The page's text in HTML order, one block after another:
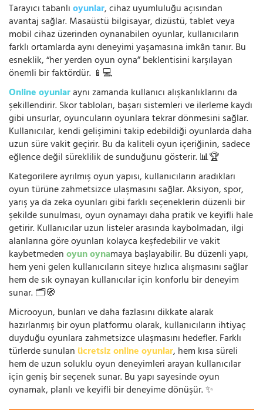
Tarayıcı tabanlıoyunlar, cihaz uyumluluğu açısından
avantaj sağlar. Masaüstü bilgisayar, dizüstü, tablet veya
mobil cihaz üzerinden oynanabilen oyunlar, kullanıcıların
farklı ortamlarda aynı deneyimi yaşamasına imkân tanır. Bu
esneklik, “her yerden oyun oyna” beklentisini karşılayan
önemli bir faktördür. 📱💻
Online oyunlaraynı zamanda kullanıcı alışkanlıklarını da
şekillendirir. Skor tabloları, başarı sistemleri ve ilerleme kaydı
gibi unsurlar, oyuncuların oyunlara tekrar dönmesini sağlar.
Kullanıcılar, kendi gelişimini takip edebildiği oyunlarda daha
uzun süre vakit geçirir. Bu da kaliteli oyun içeriğinin, sadece
eğlence değil süreklilik de sunduğunu gösterir. 📊🏆
Kategorilere ayrılmış oyun yapısı, kullanıcıların aradıkları
oyun türüne zahmetsizce ulaşmasını sağlar. Aksiyon, spor,
yarış ya da zeka oyunları gibi farklı seçeneklerin düzenli bir
şekilde sunulması, oyun oynamayı daha pratik ve keyifli hale
getirir. Kullanıcılar uzun listeler arasında kaybolmadan, ilgi
alanlarına göre oyunları kolayca keşfedebilir ve vakit
kaybetmedenoyun oynamaya başlayabilir. Bu düzenli yapı,
hem yeni gelen kullanıcıların siteye hızlıca alışmasını sağlar
hem de sık oynayan kullanıcılar için konforlu bir deneyim
sunar. 🗂️🧭
Microoyun, bunları ve daha fazlasını dikkate alarak
hazırlanmış bir oyun platformu olarak, kullanıcıların ihtiyaç
duyduğu oyunlara zahmetsizce ulaşmasını hedefler. Farklı
türlerde sunulan ücretsiz online oyunlar, hem kısa süreli
hem de uzun soluklu oyun deneyimleri arayan kullanıcılar
için geniş bir seçenek sunar. Bu yapı sayesinde oyun
oynamak, planlı ve keyifli bir deneyime dönüşür. ✨